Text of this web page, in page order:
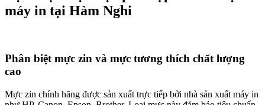
máy in tại Hàm Nghi
Phân biệt mực zin và mực tương thích chất lượng
cao
Mực zin chính hãng được sản xuất trực tiếp bởi nhà sản xuất máy in